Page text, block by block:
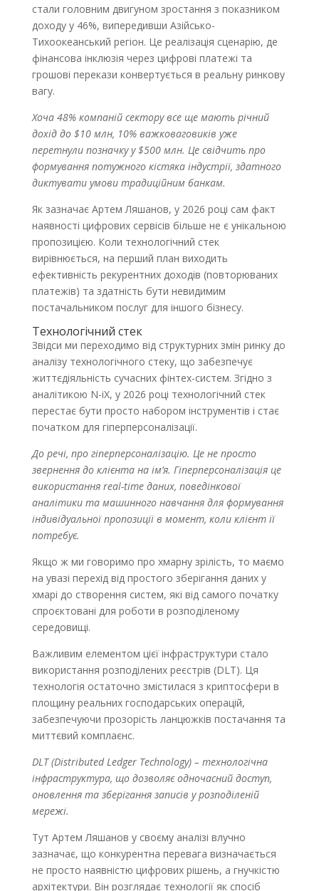
стали головним двигуном зростання з показником
доходу у 46%, випередивши Азійсько-
Тихоокеанський регіон. Це реалізація сценарію, де
фінансова інклюзія через цифрові платежі та
грошові перекази конвертується в реальну ринкову
вагу.
Хоча 48% компаній сектору все ще мають річний
дохід до $10 млн, 10% важковаговиків уже
перетнули позначку у $500 млн. Це свідчить про
формування потужного кістяка індустрії, здатного
диктувати умови традиційним банкам.
Як зазначає Артем Ляшанов, у 2026 році сам факт
наявності цифрових сервісів більше не є унікальною
пропозицією. Коли технологічний стек
вирівнюється, на перший план виходить
ефективність рекурентних доходів (повторюваних
платежів) та здатність бути невидимим
постачальником послуг для іншого бізнесу.
Технологічний стек
Звідси ми переходимо від структурних змін ринку до
аналізу технологічного стеку, що забезпечує
життєдіяльність сучасних фінтех-систем. Згідно з
аналітикою N-iX, у 2026 році технологічний стек
перестає бути просто набором інструментів і стає
початком для гіперперсоналізації.
До речі, про гіперперсоналізацію. Це не просто
звернення до клієнта на ім’я. Гіперперсоналізація це
використання real-time даних, поведінкової
аналітики та машинного навчання для формування
індивідуальної пропозиції в момент, коли клієнт її
потребує.
Якщо ж ми говоримо про хмарну зрілість, то маємо
на увазі перехід від простого зберігання даних у
хмарі до створення систем, які від самого початку
спроєктовані для роботи в розподіленому
середовищі.
Важливим елементом цієї інфраструктури стало
використання розподілених реєстрів (DLT). Ця
технологія остаточно змістилася з криптосфери в
площину реальних господарських операцій,
забезпечуючи прозорість ланцюжків постачання та
миттєвий комплаєнс.
DLT (Distributed Ledger Technology) – технологічна
інфраструктура, що дозволяє одночасний доступ,
оновлення та зберігання записів у розподіленій
мережі.
Тут Артем Ляшанов у своєму аналізі влучно
зазначає, що конкурентна перевага визначається
не просто наявністю цифрових рішень, а гнучкістю
архітектури. Він розглядає технології як спосіб